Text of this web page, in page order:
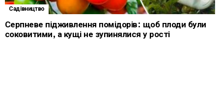
Садівництво
Серпневе підживлення помідорів: щоб плоди були
соковитими, а кущі не зупинялися у рості